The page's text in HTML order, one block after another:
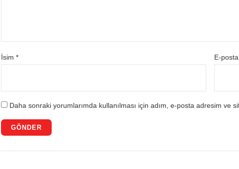
İsim* E-
Daha sonraki yorumlarımda kullanılması için adım, e-posta adresim ve